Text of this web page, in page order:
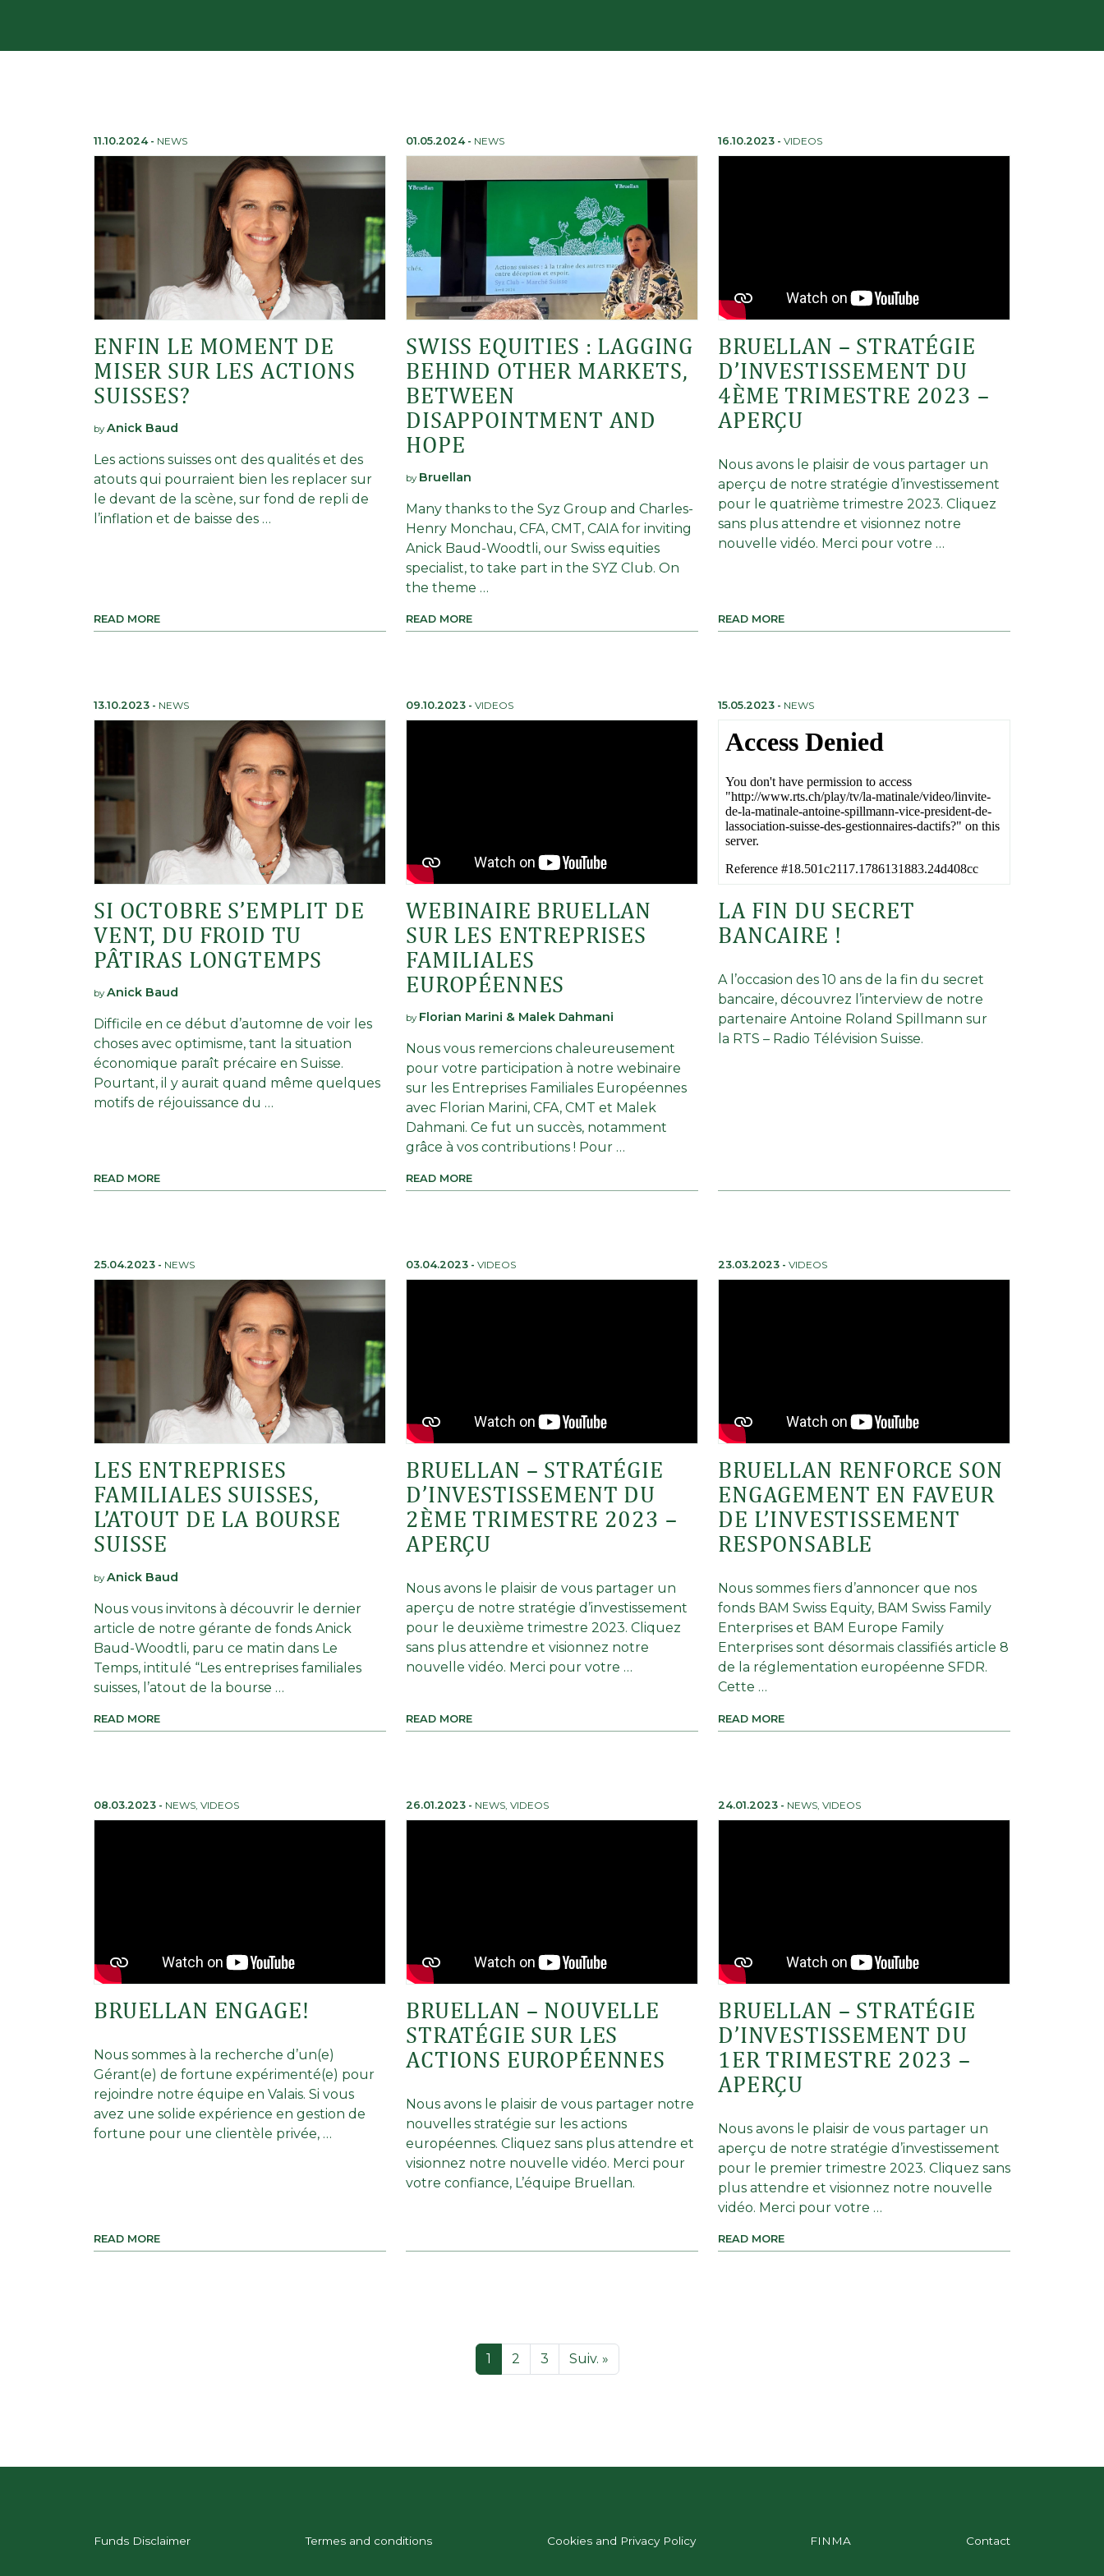
11.10.2024- NEWS
ENFIN LE MOMENT DE
MISER SUR LES ACTIONS
SUISSES?
by Anick Baud
Les actions suisses ont des qualités et des
atouts qui pourraient bien les replacer sur
le devant de la scène, sur fond de repli de
l’inflation et de baisse des …
READ MORE
01.05.2024- NEWS
SWISS EQUITIES : LAGGING
BEHIND OTHER MARKETS,
BETWEEN
DISAPPOINTMENT AND
HOPE
by Bruellan
Many thanks to the Syz Group and Charles-
Henry Monchau, CFA, CMT, CAIA for inviting
Anick Baud-Woodtli, our Swiss equities
specialist, to take part in the SYZ Club. On
the theme …
READ MORE
16.10.2023 - VIDEOS
BRUELLAN – STRATÉGIE
D’INVESTISSEMENT DU
4ÈME TRIMESTRE 2023 –
APERÇU
Nous avons le plaisir de vous partager un
aperçu de notre stratégie d’investissement
pour le quatrième trimestre 2023. Cliquez
sans plus attendre et visionnez notre
nouvelle vidéo. Merci pour votre …
READ MORE
13.10.2023 - NEWS
SI OCTOBRE S’EMPLIT DE
VENT, DU FROID TU
PÂTIRAS LONGTEMPS
by Anick Baud
Difficile en ce début d’automne de voir les
choses avec optimisme, tant la situation
économique paraît précaire en Suisse.
Pourtant, il y aurait quand même quelques
motifs de réjouissance du …
READ MORE
09.10.2023 - VIDEOS
WEBINAIRE BRUELLAN
SUR LES ENTREPRISES
FAMILIALES
EUROPÉENNES
by Florian Marini & Malek Dahmani
Nous vous remercions chaleureusement
pour votre participation à notre webinaire
sur les Entreprises Familiales Européennes
avec Florian Marini, CFA, CMT et Malek
Dahmani. Ce fut un succès, notamment
grâce à vos contributions ! Pour …
READ MORE
15.05.2023 - NEWS
LA FIN DU SECRET
BANCAIRE !
A l’occasion des 10 ans de la fin du secret
bancaire, découvrez l’interview de notre
partenaire Antoine Roland Spillmann sur
la RTS – Radio Télévision Suisse.
25.04.2023 - NEWS
LES ENTREPRISES
FAMILIALES SUISSES,
L’ATOUT DE LA BOURSE
SUISSE
by Anick Baud
Nous vous invitons à découvrir le dernier
article de notre gérante de fonds Anick
Baud-Woodtli, paru ce matin dans Le
Temps, intitulé “Les entreprises familiales
suisses, l’atout de la bourse …
READ MORE
03.04.2023 - VIDEOS
BRUELLAN – STRATÉGIE
D’INVESTISSEMENT DU
2ÈME TRIMESTRE 2023 –
APERÇU
Nous avons le plaisir de vous partager un
aperçu de notre stratégie d’investissement
pour le deuxième trimestre 2023. Cliquez
sans plus attendre et visionnez notre
nouvelle vidéo. Merci pour votre …
READ MORE
23.03.2023 - VIDEOS
BRUELLAN RENFORCE SON
ENGAGEMENT EN FAVEUR
DE L’INVESTISSEMENT
RESPONSABLE
Nous sommes fiers d’annoncer que nos
fonds BAM Swiss Equity, BAM Swiss Family
Enterprises et BAM Europe Family
Enterprises sont désormais classifiés article 8
de la réglementation européenne SFDR.
Cette …
READ MORE
08.03.2023 - NEWS VIDEOS
BRUELLAN ENGAGE!
Nous sommes à la recherche d’un(e)
Gérant(e) de fortune expérimenté(e) pour
rejoindre notre équipe en Valais. Si vous
avez une solide expérience en gestion de
fortune pour une clientèle privée, …
READ MORE
26.01.2023 - NEWS VIDEOS
BRUELLAN – NOUVELLE
STRATÉGIE SUR LES
ACTIONS EUROPÉENNES
Nous avons le plaisir de vous partager notre
nouvelles stratégie sur les actions
européennes. Cliquez sans plus attendre et
visionnez notre nouvelle vidéo. Merci pour
votre confiance, L’équipe Bruellan.
24.01.2023 - NEWS VIDEOS
BRUELLAN – STRATÉGIE
D’INVESTISSEMENT DU
1ER TRIMESTRE 2023 –
APERÇU
Nous avons le plaisir de vous partager un
aperçu de notre stratégie d’investissement
pour le premier trimestre 2023. Cliquez sans
plus attendre et visionnez notre nouvelle
vidéo. Merci pour votre …
READ MORE
1 2 3 Suiv. »
Funds Disclaimer Termes and conditions Cookies and Privacy Policy FINMA Contact